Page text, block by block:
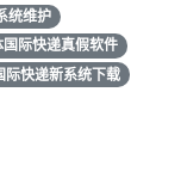
统维护
际快递真假软件
际快递新系统下载